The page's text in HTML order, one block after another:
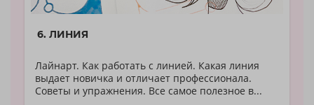
6. ЛИНИЯ
Лайнарт. Как работать с линией. Какая линия
выдает новичка и отличает профессионала.
Советы и упражнения. Все самое полезное в...